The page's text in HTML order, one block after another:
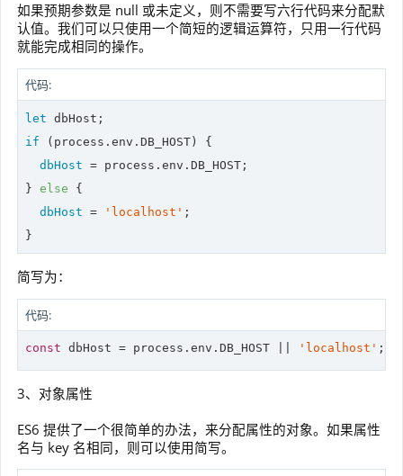
如果预期参数是 null 或未定义，则不需要写六行代码来分配默
认值。我们可以只使用一个简短的逻辑运算符，只用一行代码
就能完成相同的操作。
代码:
let
if (process.env.DB_HOST) {
dbHost = process.env.DB_HOST;
} else {
dbHost = 'localhost' ;
简写为：
代码:
const dbHost = process.env.DB_HOST || 'localhost'
3、对象属性
ES6 提供了一个很简单的办法，来分配属性的对象。如果属性
名与 key 名相同，则可以使用简写。